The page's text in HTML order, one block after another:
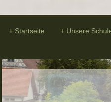
Startseite Unsere